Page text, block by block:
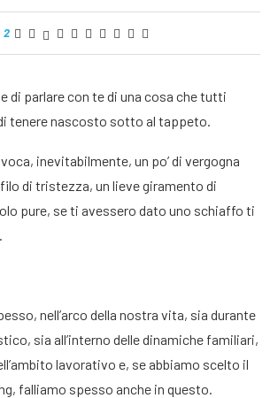
2
di parlare con te di una cosa che tutti
tenere nascosto sotto al tappeto.
inevitabilmente, un po’ di vergogna
di tristezza, un lieve giramento di
pure, se ti avessero dato uno schiaffo ti
nell’arco della nostra vita, sia durante
sia all’interno delle dinamiche familiari,
lavorativo e, se abbiamo scelto il
falliamo spesso anche in questo.